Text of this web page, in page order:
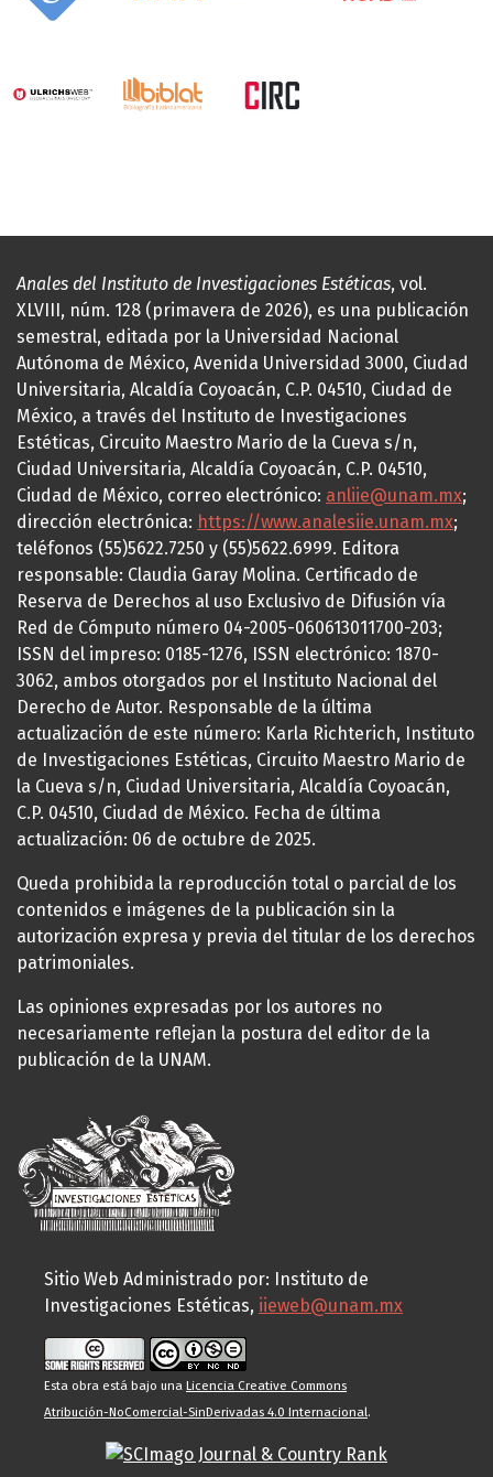
Anales del Instituto de Investigaciones Estéticas, vol.
XLVIII, núm. 128 (primavera de 2026), es una publicación
semestral, editada por la Universidad Nacional
Autónoma de México, Avenida Universidad 3000, Ciudad
Universitaria, Alcaldía Coyoacán, C.P. 04510, Ciudad de
México, a través del Instituto de Investigaciones
Estéticas, Circuito Maestro Mario de la Cueva s/n,
Ciudad Universitaria, Alcaldía Coyoacán, C.P. 04510,
Ciudad de México, correo electrónico: anliie@unam.mx;
dirección electrónica: https://www.analesiie.unam.mx;
teléfonos (55)5622.7250 y (55)5622.6999. Editora
responsable: Claudia Garay Molina. Certificado de
Reserva de Derechos al uso Exclusivo de Difusión vía
Red de Cómputo número 04-2005-060613011700-203;
ISSN del impreso: 0185-1276, ISSN electrónico: 1870-
3062, ambos otorgados por el Instituto Nacional del
Derecho de Autor. Responsable de la última
actualización de este número: Karla Richterich, Instituto
de Investigaciones Estéticas, Circuito Maestro Mario de
la Cueva s/n, Ciudad Universitaria, Alcaldía Coyoacán,
C.P. 04510, Ciudad de México. Fecha de última
actualización: 06 de octubre de 2025.
Queda prohibida la reproducción total o parcial de los
contenidos e imágenes de la publicación sin la
autorización expresa y previa del titular de los derechos
patrimoniales.
Las opiniones expresadas por los autores no
necesariamente reflejan la postura del editor de la
publicación de la UNAM.
Sitio Web Administrado por: Instituto de
Investigaciones Estéticas, iieweb@unam.mx
Esta obra está bajo una Licencia Creative Commons
Atribución-NoComercial-SinDerivadas 4.0 Internacional.